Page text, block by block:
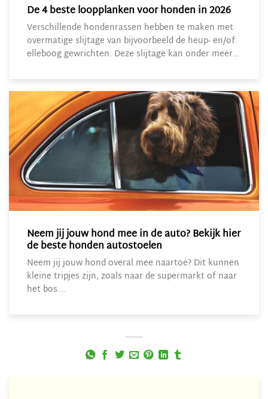
De 4 beste loopplanken voor honden in 2026
Verschillende hondenrassen hebben te maken met
overmatige slijtage van bijvoorbeeld de heup- en/of
elleboog gewrichten. Deze slijtage kan onder meer…
Neem jij jouw hond mee in de auto? Bekijk hier
de beste honden autostoelen
Neem jij jouw hond overal mee naartoe? Dit kunnen
kleine tripjes zijn, zoals naar de supermarkt of naar
het bos.…